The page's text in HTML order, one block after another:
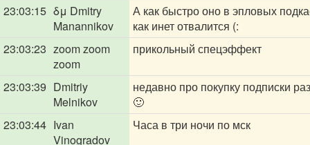
23:03:15 δμ Dmitry
Manannikov
А как быстро оно в эпловых
как инет отвалится (:
23:03:23 zoom zoom
zoom
прикольный спецэффект
23:03:39 Dmitriy
Melnikov
недавно про покупку подписки
🙂
23:03:44 Ivan
Vinogradov
Часа в три ночи по мск